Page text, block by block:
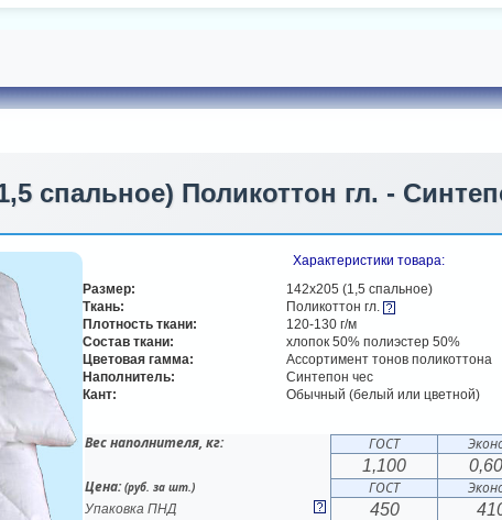
спальное) Поликоттон гл. -
Характеристики товара:
Размер:
142х205 (1,5 спальное)
Ткань:
Поликоттон гл.
Плотность ткани:
120-130 г/м
Состав ткани:
хлопок 50% полиэстер 50%
Цветовая гамма:
Ассортимент тонов поликоттона
Наполнитель:
Синтепон чес
Кант:
Обычный (белый или цветной)
Вес наполнителя, кг: ГОСТ
1,100
Цена: (руб. за шт.) ГОСТ
Упаковка ПНД 450